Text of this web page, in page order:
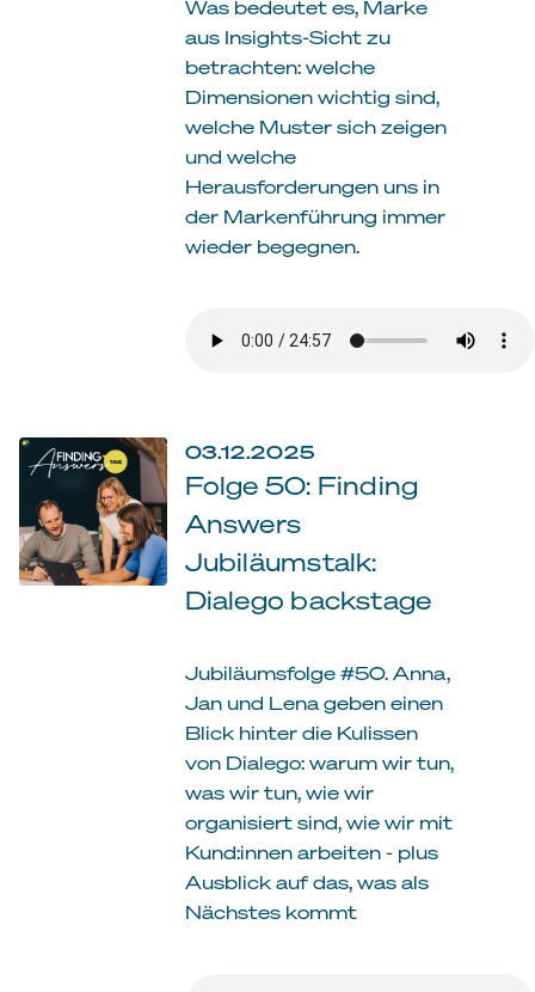
Was bedeutet es, Marke
aus Insights-Sicht zu
betrachten: welche
Dimensionen wichtig sind,
welche Muster sich zeigen
und welche
Herausforderungen uns in
der Markenführung immer
wieder begegnen.
03.12.2025
Folge 50: Finding
Answers
Jubiläumstalk:
Dialego backstage
Jubiläumsfolge #50. Anna,
Jan und Lena geben einen
Blick hinter die Kulissen
von Dialego: warum wir tun,
was wir tun, wie wir
organisiert sind, wie wir mit
Kund:innen arbeiten - plus
Ausblick auf das, was als
Nächstes kommt